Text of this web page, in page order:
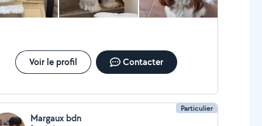
Voir le profil Contacter
Particulier
Margaux bdn